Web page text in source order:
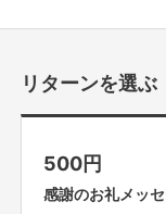
リターンを選ぶ
500円
感謝のお礼メッ